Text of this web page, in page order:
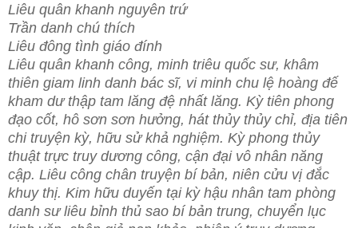
Liêu quân khanh nguyên trứ
Trần danh chú thích
Liêu đông tình giáo đính
Liêu quân khanh công, minh triêu quốc sư, khâm
thiên giam linh danh bác sĩ, vi minh chu lệ hoàng đế
kham dư thập tam lăng đệ nhất lăng. Kỳ tiên phong
đạo cốt, hô sơn sơn hưởng, hát thủy thủy chỉ, địa tiên
chi truyện kỳ, hữu sử khả nghiệm. Kỳ phong thủy
thuật trực truy dương công, cận đại vô nhân năng
cập. Liêu công chân truyện bí bản, niên cửu vị đắc
khuy thị. Kim hữu duyến tại kỳ hậu nhân tam phòng
danh sư liêu bỉnh thủ sao bí bản trung, chuyển lục